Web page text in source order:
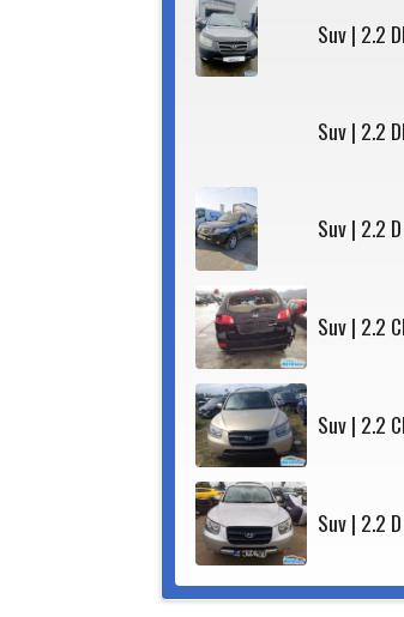
Suv | 2.2
Suv | 2.2
Suv | 2.2
Suv | 2.2
Suv | 2.2
Suv | 2.2